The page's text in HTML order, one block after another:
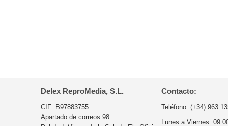
Delex ReproMedia, S.L.
CIF: B97883755
Apartado de correos 98
Contacto:
Teléfono: (+34) 963
Lunes a Viernes: